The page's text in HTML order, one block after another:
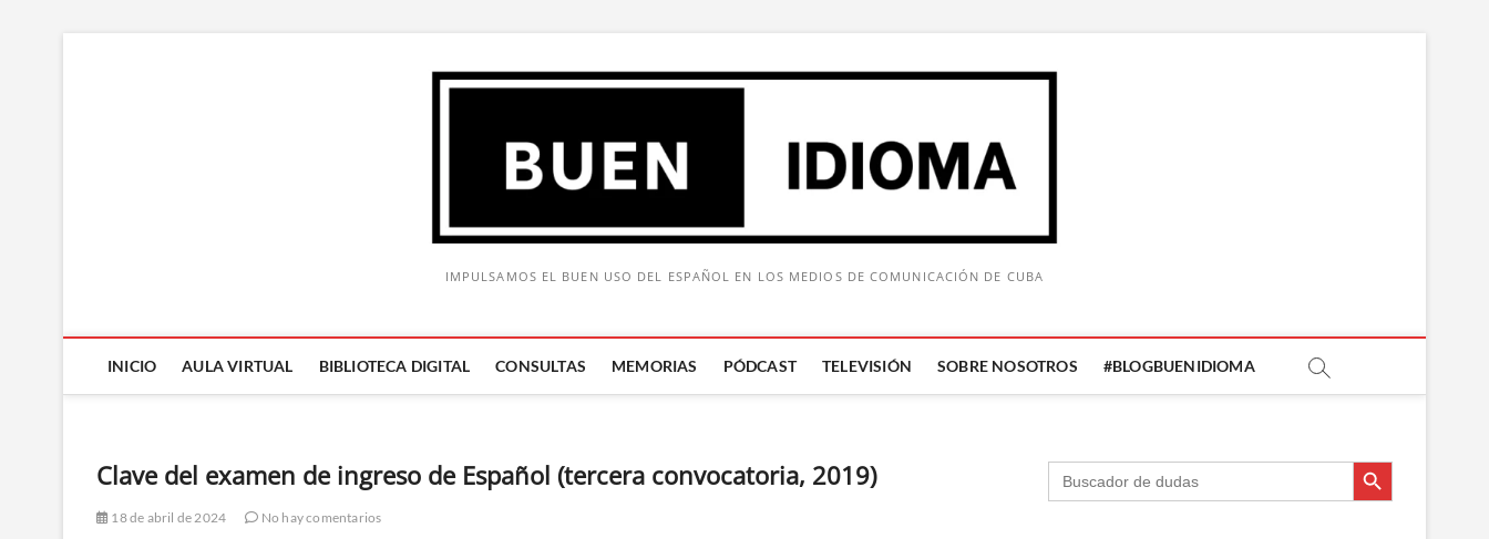
IMPULSAMOS EL BUEN USO DEL ESPAÑOL EN LOS MEDIOS DE COMUNICACIÓN DE CUBA
INICIO AULA VIRTUAL BIBLIOTECA DIGITAL CONSULTAS MEMORIAS PÓDCAST TELEVISIÓN SOBRE NOSOTROS #BLOGBUENIDIOMA
Buscar: Botón de búsqueda
Clave del examen de ingreso de Español (tercera convocatoria, 2019)
18 de abril de 2024 No hay comentarios
Buscar: Botón de búsqueda